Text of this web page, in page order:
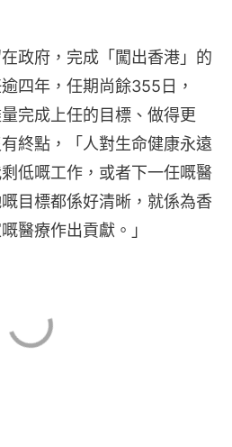
政府，完成「闖出香港」的
四年，任期尚餘355日，
完成上任的目標、做得更
終點，「人對生命健康永遠
低嘅工作，或者下一任嘅醫
目標都係好清晰，就係為香
醫療作出貢獻。」